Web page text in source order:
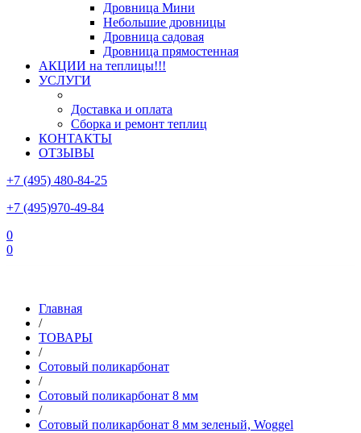
Дровница Мини
Небольшие дровницы
Дровница садовая
Дровница прямостенная
АКЦИИ на теплицы!!!
УСЛУГИ
Доставка и оплата
Сборка и ремонт теплиц
КОНТАКТЫ
ОТЗЫВЫ
+7 (495) 480-84-25
+7 (495)970-49-84
0
0
Главная
/
ТОВАРЫ
/
Сотовый поликарбонат
/
Сотовый поликарбонат 8 мм
/
Сотовый поликарбонат 8 мм зеленый, Woggel